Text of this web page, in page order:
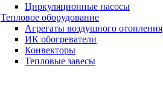
Циркуляционные насосы
Тепловое оборудование
Агрегаты воздушного отопления
ИК обогреватели
Конвекторы
Тепловые завесы